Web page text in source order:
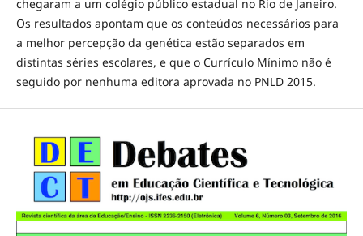
chegaram a um colégio público estadual no Rio de Janeiro.
Os resultados apontam que os conteúdos necessários para
a melhor percepção da genética estão separados em
distintas séries escolares, e que o Currículo Mínimo não é
seguido por nenhuma editora aprovada no PNLD 2015.